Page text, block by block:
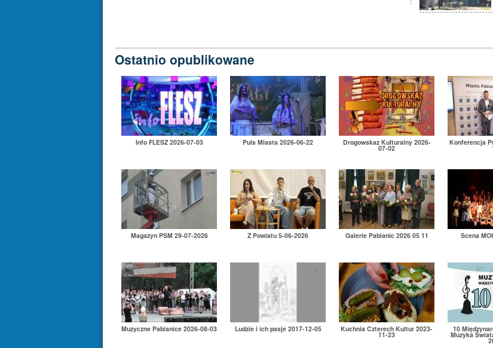
Ostatnio opublikowane
Info FLESZ 2026-07-03 Puls Miasta 2026-06-22 Drogowskaz Kulturalny 2026-
07-02
Konferencja
Magazyn PSM 29-07-2026 Z Powiatu 5-06-2026 Galerie Pabianic 2026 05 11 Scena
Muzyczne Pabianice 2026-08-03 Ludzie i ich pasje 2017-12-05 Kuchnia Czterech Kultur 2023-
11-23
10
Muzyka